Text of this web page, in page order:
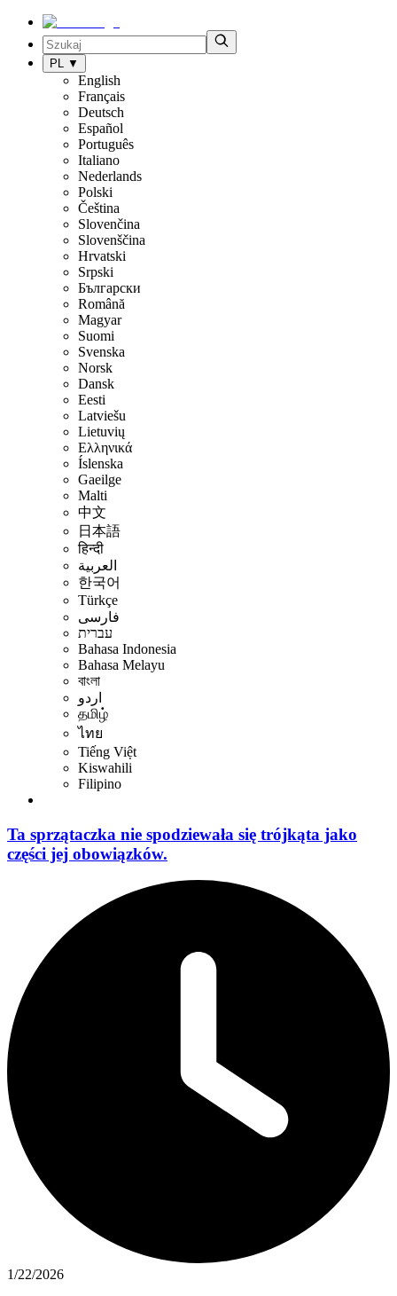
PL ▼
English
Français
Deutsch
Español
Português
Italiano
Nederlands
Polski
Čeština
Slovenčina
Slovenščina
Hrvatski
Srpski
Български
Română
Magyar
Suomi
Svenska
Norsk
Dansk
Eesti
Latviešu
Lietuvių
Ελληνικά
Íslenska
Gaeilge
Malti
中文
日本語
हिन्दी
العربية
한국어
Türkçe
فارسی
עברית
Bahasa Indonesia
Bahasa Melayu
বাংলা
اردو
தமிழ்
ไทย
Tiếng Việt
Kiswahili
Filipino
Ta sprzątaczka nie spodziewała się trójkąta jako
części jej obowiązków.
1/22/2026